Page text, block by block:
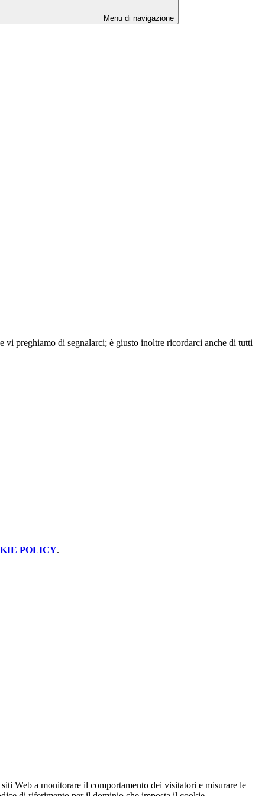
Menu di navigazione
vi preghiamo di segnalarci; è giusto inoltre ricordarci anche di tutti
POLICY.
Web a monitorare il comportamento dei visitatori e misurare le